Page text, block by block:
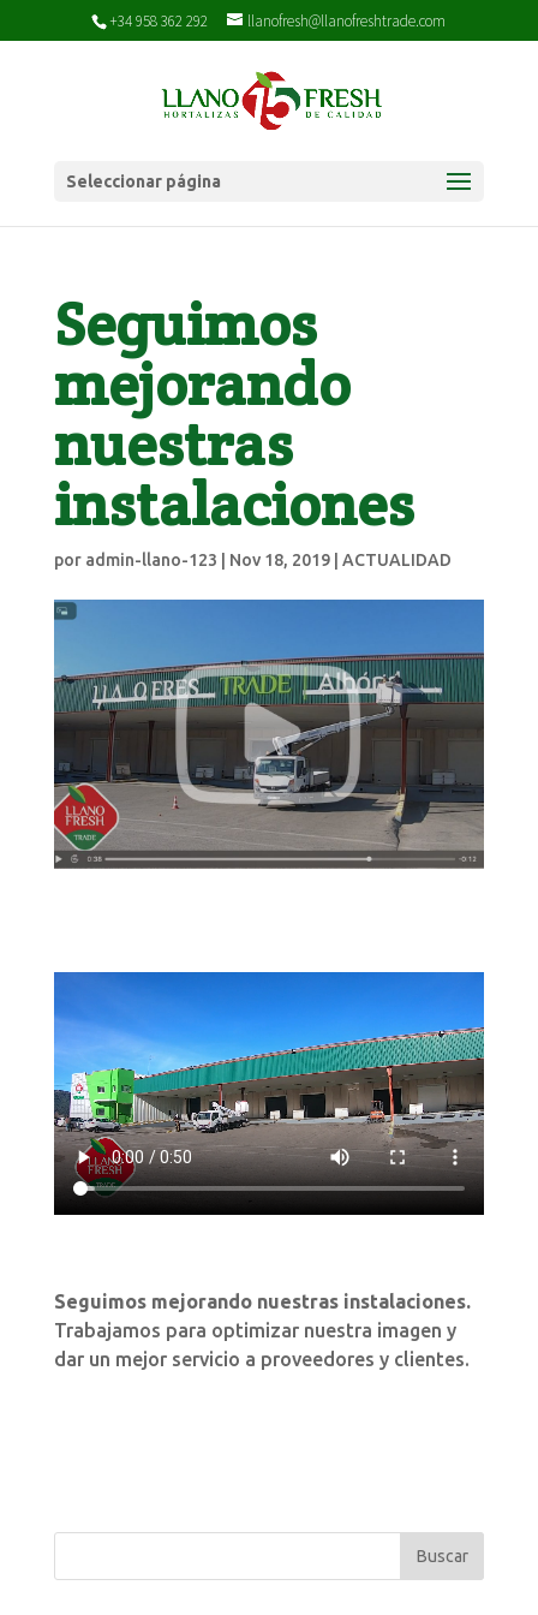
+34 958 362 292 llanofresh@llanofreshtrade.com
Seleccionar página
Seguimos
mejorando
nuestras
instalaciones
por admin-llano-123 Nov 18, 2019| ACTUALIDAD
Seguimos mejorando nuestras instalaciones.
Trabajamos para optimizar nuestra imagen y
dar un mejor servicio a proveedores y clientes.